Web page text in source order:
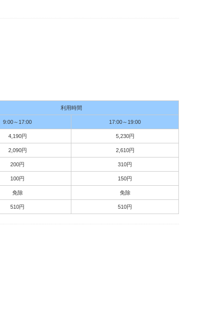
利用時間
9:00～17:00 17:00～19:00
4,190円 5,230円
2,090円 2,610円
200円 310円
100円 150円
免除 免除
510円 510円